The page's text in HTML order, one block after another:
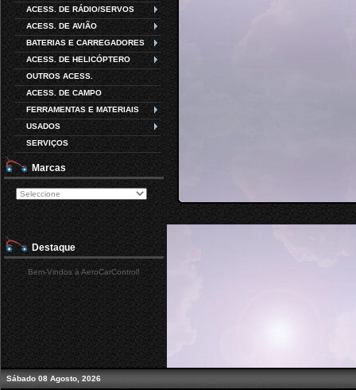
ACESS. DE RÁDIO/SERVOS
ACESS. DE AVIÃO
BATERIAS E CARREGADORES
ACESS. DE HELICÓPTERO
OUTROS ACESS.
ACESS. DE CAMPO
FERRAMENTAS E MATERIAIS
USADOS
SERVIÇOS
Marcas
Destaque
Bem-Vindos à AeroCarControl!
Sábado 08 Agosto, 2026